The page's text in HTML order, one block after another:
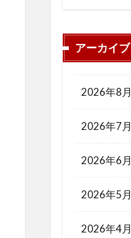
アーカイブ
2026年8月
2026年7月
2026年6月
2026年5月
2026年4月